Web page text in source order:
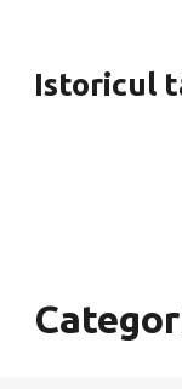
Istoricul